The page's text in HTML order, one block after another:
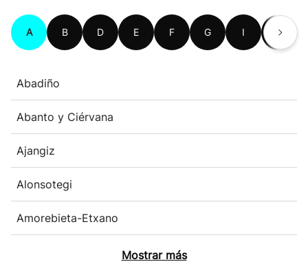
A B D E F G I K
Abadiño
Abanto y Ciérvana
Ajangiz
Alonsotegi
Amorebieta-Etxano
Mostrar más